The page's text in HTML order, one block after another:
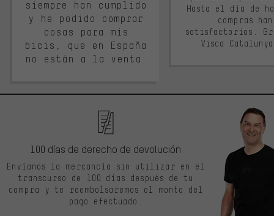
siempre han cumplido
y he podido comprar
cosas para mis
bicis, que en España
no están a la venta.
Hasta el día de
compras
satisfactorios.
Visca
100 días de derecho de devolución
Envíanos la mercancía sin utilizar en el
transcurso de 100 días después de tu
compra y te reembolsaremos el monto del
pago efectuado.